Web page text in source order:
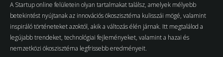
A Startup online felületein olyan tartalmakat találsz, amelyek mélyebb
betekintést nyújtanak az innovációs ökoszisztéma kulisszái mögé, valamint
inspiráló történeteket azoktól, akik a változás élén járnak. Itt megtalálod a
legújabb trendeket, technológiai fejleményeket, valamint a hazai és
nemzetközi ökoszisztéma legfrissebb eredményeit.